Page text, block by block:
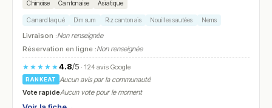
Chinoise Cantonaise Asiatique
Canard laqué Dim sum Riz cantonais Nouilles sautées Nems
Livraison :Non renseignée
Réservation en ligne :Non renseignée
★★★★★4.8/5· 124 avis Google
RANKEAT
Aucun avis par la communauté
Vote rapideAucun vote pour le moment